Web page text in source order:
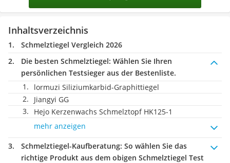
Inhaltsverzeichnis
Schmelztiegel Vergleich 2026
Die besten Schmelztiegel: Wählen Sie Ihren
persönlichen Testsieger aus der Bestenliste.
lormuzi Siliziumkarbid-Graphittiegel
Jiangyi GG
Hejo Kerzenwachs Schmelztopf HK125-1
mehr anzeigen
Schmelztiegel-Kaufberatung: So wählen Sie das
richtige Produkt aus dem obigen Schmelztiegel Test